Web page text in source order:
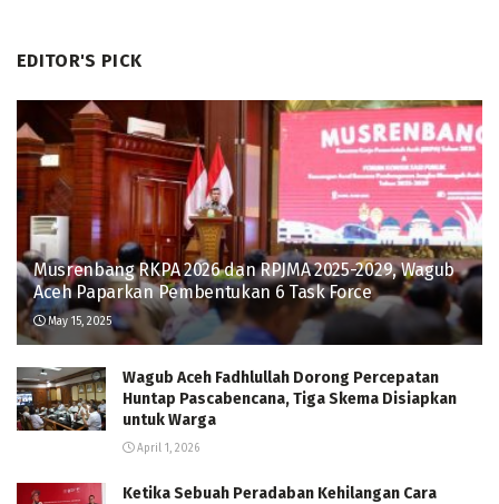
EDITOR'S PICK
Musrenbang RKPA 2026 dan RPJMA 2025-2029, Wagub
Aceh Paparkan Pembentukan 6 Task Force
May 15, 2025
Wagub Aceh Fadhlullah Dorong Percepatan
Huntap Pascabencana, Tiga Skema Disiapkan
untuk Warga
April 1, 2026
Ketika Sebuah Peradaban Kehilangan Cara